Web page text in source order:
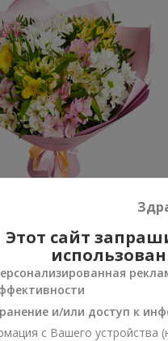
"Чудесное
Заказать
Этот сайт
и/или доступ к
с Вашего устройства